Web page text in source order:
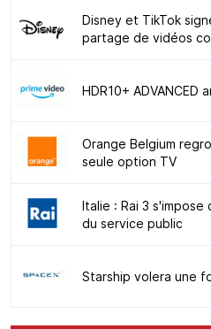
Disney et TikTok
partage de vidéos
HDR10+ ADVANCED
Orange Belgium
seule option TV
Italie : Rai 3
du service public
Starship volera une